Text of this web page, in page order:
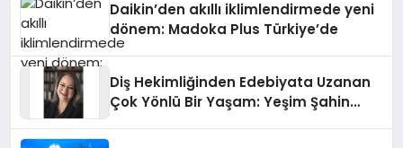
Daikin’den akıllı iklimlendirmede yeni
dönem: Madoka Plus Türkiye’de
Diş Hekimliğinden Edebiyata Uzanan
Çok Yönlü Bir Yaşam: Yeşim Şahin